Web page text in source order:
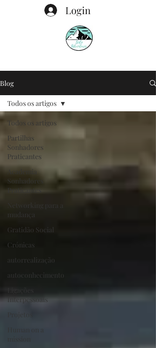
Login
Blog
Todos os artigos
Partilhas
Sonhadores
Praticantes
Academia
Sonhadores
Praticantes
Networking para a
mudança
Gratidão Social
Crónicas
autorrealização
autoconhecimento
Interpessoais
Human on a
Todos os artigos